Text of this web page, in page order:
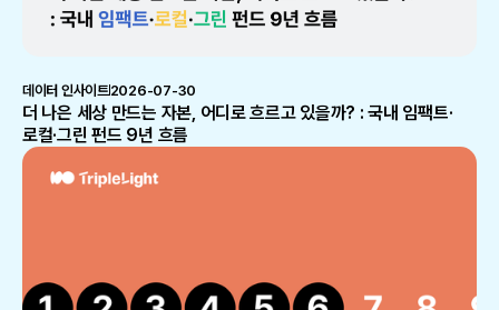
데이터 인사이트2026-07-30
더 나은 세상 만드는 자본, 어디로 흐르고 있을까? : 국내 임팩트·
로컬·그린 펀드 9년 흐름